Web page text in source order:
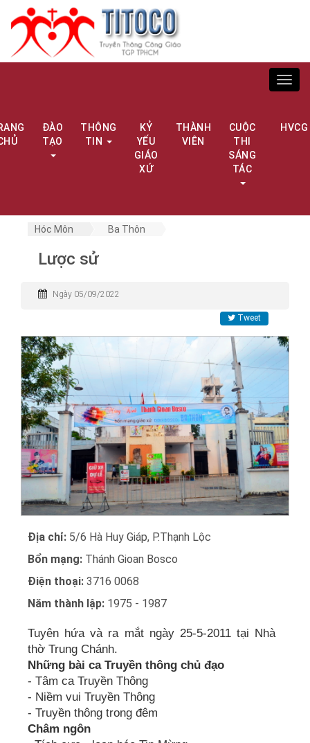
ĐÀO
TẠO
THÔNG
TIN
KỶ
YẾU
GIÁO
XỨ
THÀNH
VIÊN
CUỘC
THI
SÁNG
TÁC
HVCG
Hóc Môn Ba Thôn
Lược sử
Ngày 05/09/2022
Tweet
Địa chỉ: 5/6 Hà Huy Giáp, P.Thạnh Lộc
Bổn mạng: Thánh Gioan Bosco
Điện thoại: 3716 0068
Năm thành lập: 1975 - 1987
Tuyên hứa và ra mắt ngày 25-5-2011 tại Nhà
thờ Trung Chánh.
Những bài ca Truyền thông chủ đạo
- Tâm ca Truyền Thông
- Niềm vui Truyền Thông
- Truyền thông trong đêm
Châm ngôn